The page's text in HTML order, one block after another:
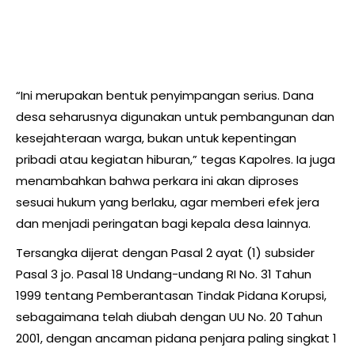
“Ini merupakan bentuk penyimpangan serius. Dana
desa seharusnya digunakan untuk pembangunan dan
kesejahteraan warga, bukan untuk kepentingan
pribadi atau kegiatan hiburan,” tegas Kapolres. Ia juga
menambahkan bahwa perkara ini akan diproses
sesuai hukum yang berlaku, agar memberi efek jera
dan menjadi peringatan bagi kepala desa lainnya.
Tersangka dijerat dengan Pasal 2 ayat (1) subsider
Pasal 3 jo. Pasal 18 Undang-undang RI No. 31 Tahun
1999 tentang Pemberantasan Tindak Pidana Korupsi,
sebagaimana telah diubah dengan UU No. 20 Tahun
2001, dengan ancaman pidana penjara paling singkat 1